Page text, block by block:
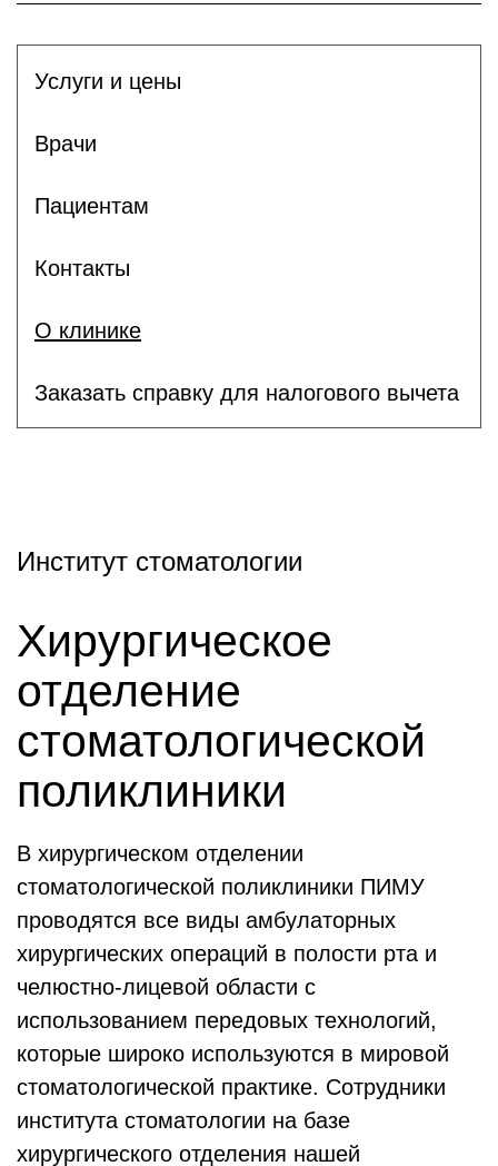
Услуги и цены
Врачи
Пациентам
Контакты
О клинике
Заказать справку для налогового вычета
Институт стоматологии
Хирургическое
отделение
стоматологической
поликлиники
В хирургическом отделении
стоматологической поликлиники ПИМУ
проводятся все виды амбулаторных
хирургических операций в полости рта и
челюстно-лицевой области с
использованием передовых технологий,
которые широко используются в мировой
стоматологической практике. Сотрудники
института стоматологии на базе
хирургического отделения нашей